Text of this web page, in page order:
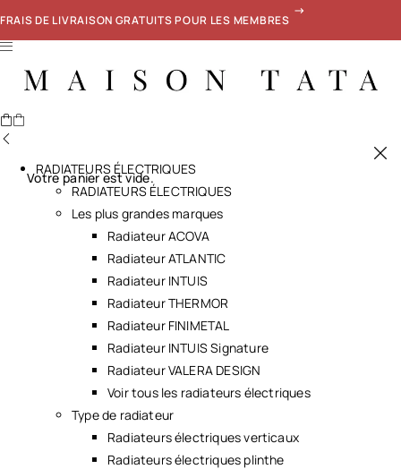
FRAIS DE LIVRAISON GRATUITS POUR LES MEMBRES
Votre panier est vide.
RADIATEURS ÉLECTRIQUES
RADIATEURS ÉLECTRIQUES
Les plus grandes marques
Radiateur ACOVA
Radiateur ATLANTIC
Radiateur INTUIS
Radiateur THERMOR
Radiateur FINIMETAL
Radiateur INTUIS Signature
Radiateur VALERA DESIGN
Voir tous les radiateurs électriques
Type de radiateur
Radiateurs électriques verticaux
Radiateurs électriques plinthe